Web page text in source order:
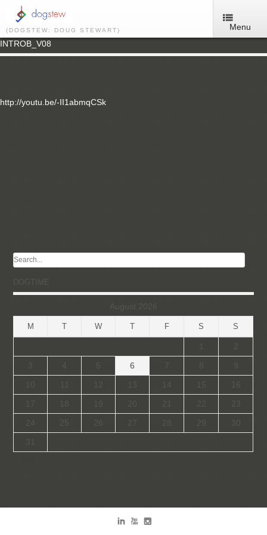
(DOGSTEW: DOUG STEWART)
Menu
INTROB_V08
http://youtu.be/-II1abmqCSk
DOGTIME
August 2026
M T W T F S S
1
2
3
4 5 6 7 8
9
10
11 12 13 14 15
16
17
18 19 20 21 22
23
24
25 26 27 28 29
30
31